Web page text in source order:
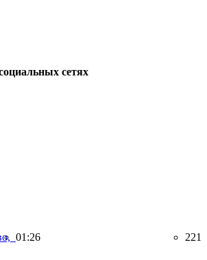
сетях
01:26 221